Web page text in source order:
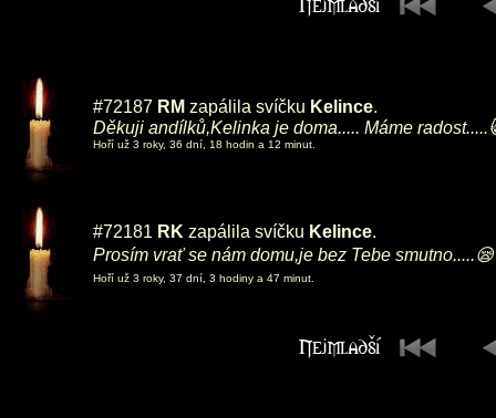
#72187 RM zapálila svíčku Kelince.
Děkuji andílků,Kelinka je doma..... Máme
Hoří už 3 roky, 36 dní, 18 hodin a 12 minut.
#72181 RK zapálila svíčku Kelince.
Prosím vrať se nám domu,je bez Tebe
Hoří už 3 roky, 37 dní, 3 hodiny a 47 minut.